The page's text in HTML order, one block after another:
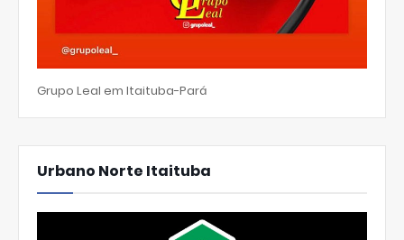
Grupo Leal em Itaituba-Pará
Urbano Norte Itaituba